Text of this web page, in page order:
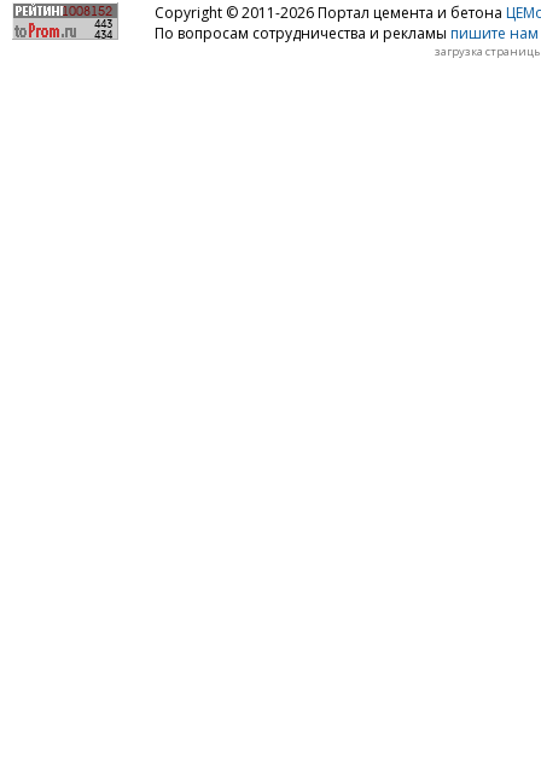
Copyright © 2011-2026 Портал цемента и бетона
По вопросам сотрудничества и рекламы пишите нам
загрузка